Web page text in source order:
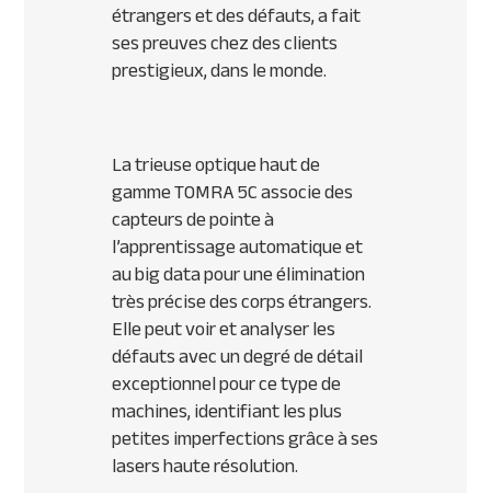
étrangers et des défauts, a fait
ses preuves chez des clients
prestigieux, dans le monde.
La trieuse optique haut de
gamme TOMRA 5C associe des
capteurs de pointe à
l’apprentissage automatique et
au big data pour une élimination
très précise des corps étrangers.
Elle peut voir et analyser les
défauts avec un degré de détail
exceptionnel pour ce type de
machines, identifiant les plus
petites imperfections grâce à ses
lasers haute résolution.